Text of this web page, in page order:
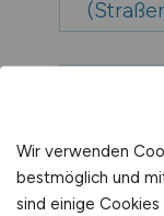
Jobs
Co KG
Wir verwenden
bestmöglich und
sind einige